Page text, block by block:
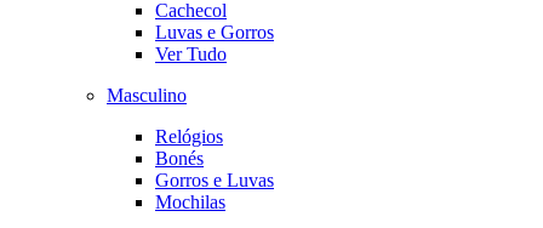
Cachecol
Luvas e Gorros
Ver Tudo
Masculino
Relógios
Bonés
Gorros e Luvas
Mochilas